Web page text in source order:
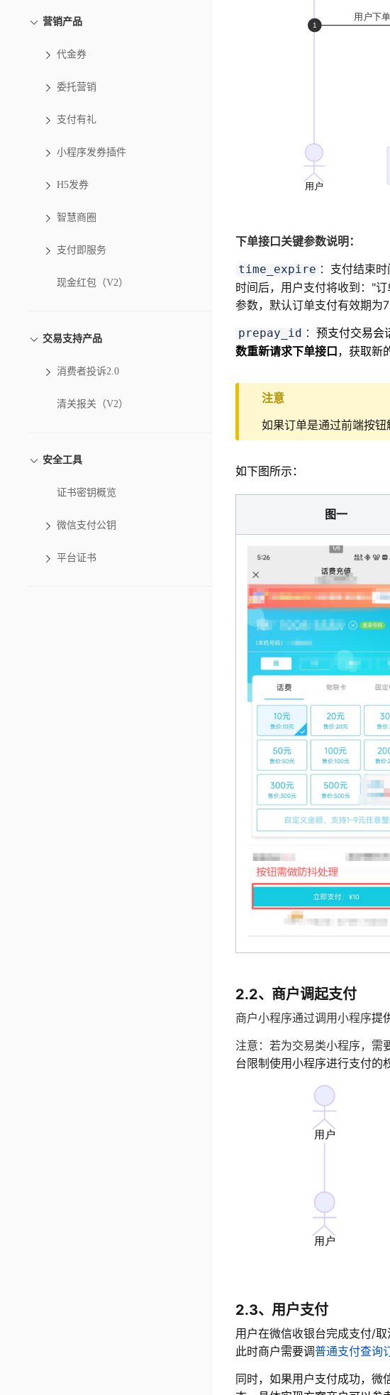
营销产品
代金券
委托营销
支付有礼
小程序发券插件
H5发券
智慧商圈
支付即服务
现金红包（V2）
交易支持产品
消费者投诉2.0
清关报关（V2）
安全工具
证书密钥概览
微信支付公钥
平台证书
下单接口关键参数说明：
time_expire ： 支付结束
时间后，用户支付将收到："
参数，默认订单支付有效期为
prepay_id ： 预支付交易会
数重新请求下单接口，获取新
注意
如果订单是通过前端按
如下图所示：
图一
2.2、商户调起支付
商户小程序通过调用小程序提
注意：若为交易类小程序，需
台限制使用小程序进行支付的
2.3、用户支付
用户在微信收银台完成支付/
此时商户需要调普通支付查询
同时，如果用户支付成功，微